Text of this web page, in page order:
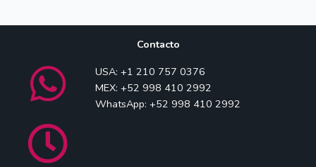
Contacto
USA: +1 210 757 0376
MEX: +52 998 410 2992
WhatsApp: +52 998 410 2992